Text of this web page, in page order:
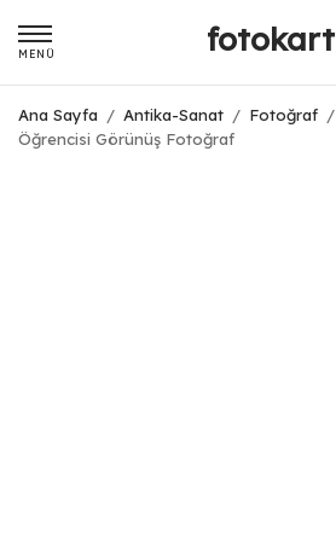
MENÜ fotokart
Ana Sayfa / Antika-Sanat / Fotoğraf /
Öğrencisi Görünüş Fotoğraf